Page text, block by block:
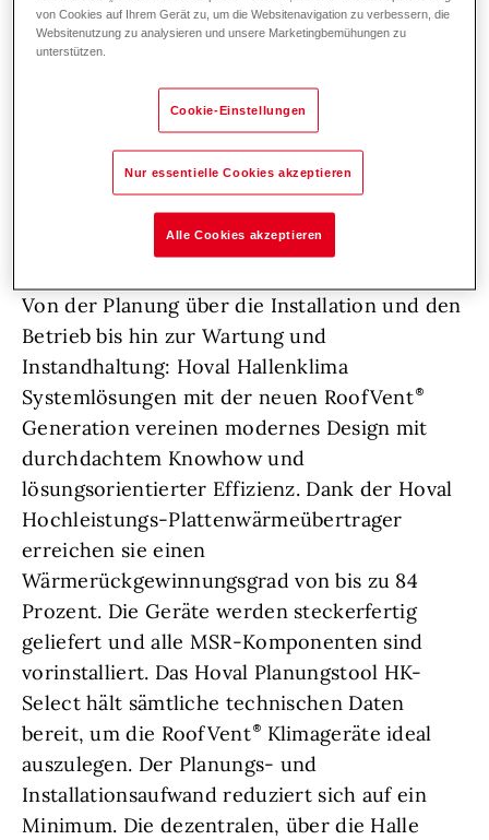
Geschäftsbereiches Klimatechnik bei Hoval.
und ökologische Hallenklima-Lösung
entwickelt, die komplexe Vorgänge auf
idealste Weise vereinfacht und dabei Geld
sowie Ressourcen schont.“
Frische Luft für Hallen mit der neuen
Von der Planung über die Installation und den
Betrieb bis hin zur Wartung und
Instandhaltung: Hoval Hallenklima
Systemlösungen mit der neuen RoofVent
Generation vereinen modernes Design mit
durchdachtem Knowhow und
lösungsorientierter Effizienz. Dank der Hoval
Hochleistungs-Plattenwärmeübertrager
erreichen sie einen
Wärmerückgewinnungsgrad von bis zu 84
Prozent. Die Geräte werden steckerfertig
geliefert und alle MSR-Komponenten sind
vorinstalliert. Das Hoval Planungstool HK-
Select hält sämtliche technischen Daten
bereit, um die RoofVent
Klimageräte ideal
auszulegen. Der Planungs- und
Installationsaufwand reduziert sich auf ein
Minimum. Die dezentralen, über die Halle
von Cookies auf Ihrem Gerät zu, um die Websitenavigation zu verbessern, die
Websitenutzung zu analysieren und unsere Marketingbemühungen zu
unterstützen.
Cookie-Einstellungen
Nur essentielle Cookies akzeptieren
Alle Cookies akzeptieren